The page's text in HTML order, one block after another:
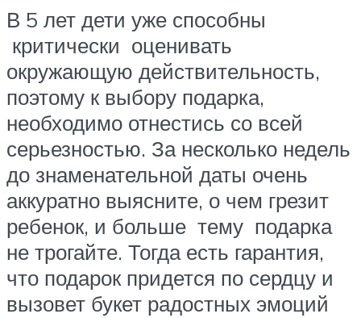
В 5 лет дети уже способны
критически оценивать
окружающую действительность,
поэтому к выбору подарка,
необходимо отнестись со всей
серьезностью. За несколько недель
до знаменательной даты очень
аккуратно выясните, о чем грезит
ребенок, и больше тему подарка
не трогайте. Тогда есть гарантия,
что подарок придется по сердцу и
вызовет букет радостных эмоций